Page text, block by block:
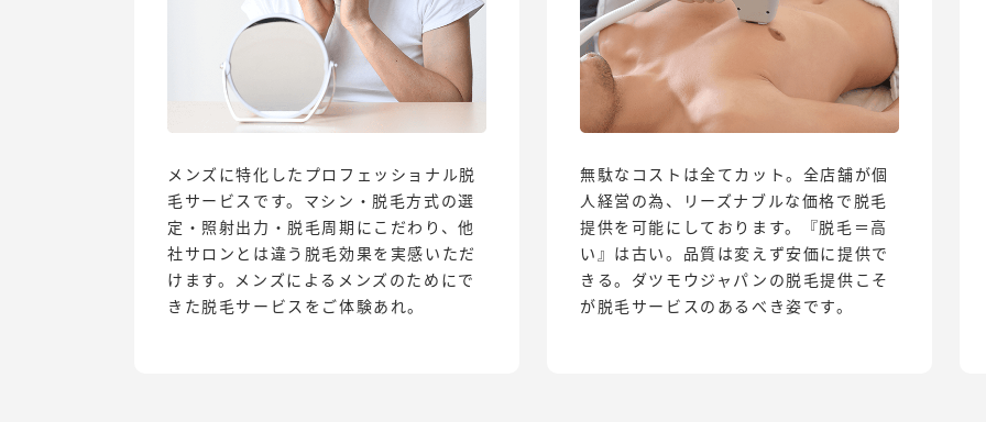
メンズに特化したプロフェッショナル脱
毛サービスです。マシン・脱毛方式の選
定・照射出力・脱毛周期にこだわり、他
社サロンとは違う脱毛効果を実感いただ
けます。メンズによるメンズのためにで
きた脱毛サービスをご体験あれ。
無駄なコストは全てカット。全店舗が個
人経営の為、リーズナブルな価格で脱毛
提供を可能にしております。『脱毛＝高
い』は古い。品質は変えず安価に提供で
きる。ダツモウジャパンの脱毛提供こそ
が脱毛サービスのあるべき姿です。